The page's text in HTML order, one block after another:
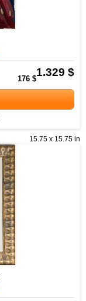
1.329 $
176 $
15.75 x 15.75 in